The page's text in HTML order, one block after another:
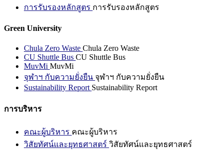
การรับรองหลักสูตร การรับรองหลักสูตร
Green University
Chula Zero Waste Chula Zero Waste
CU Shuttle Bus CU Shuttle Bus
MuvMi MuvMi
จุฬาฯ กับความยั่งยืน จุฬาฯ กับความยั่งยืน
Sustainability Report Sustainability Report
การบริหาร
คณะผู้บริหาร คณะผู้บริหาร
วิสัยทัศน์และยุทธศาสตร์ วิสัยทัศน์และยุทธศาสตร์